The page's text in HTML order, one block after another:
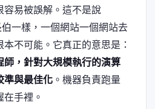
容易被誤解。這不是說
一樣，一個網站一個網站去
不可能。它真正的意思是：
師，針對大規模執行的演算
準與最佳化 。機器負責跑量
手裡。